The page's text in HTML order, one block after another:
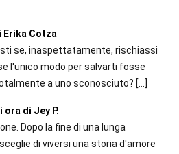
Erika Cotza
se, inaspettatamente, rischiassi
l'unico modo per salvarti fosse
a uno sconosciuto? […]
ora di Jey P.
Dopo la fine di una lunga
di viversi una storia d'amore